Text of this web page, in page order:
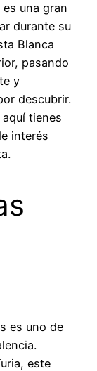
una gran
durante su
Blanca
pasando
y
descubrir.
tienes
interés
es uno de
este